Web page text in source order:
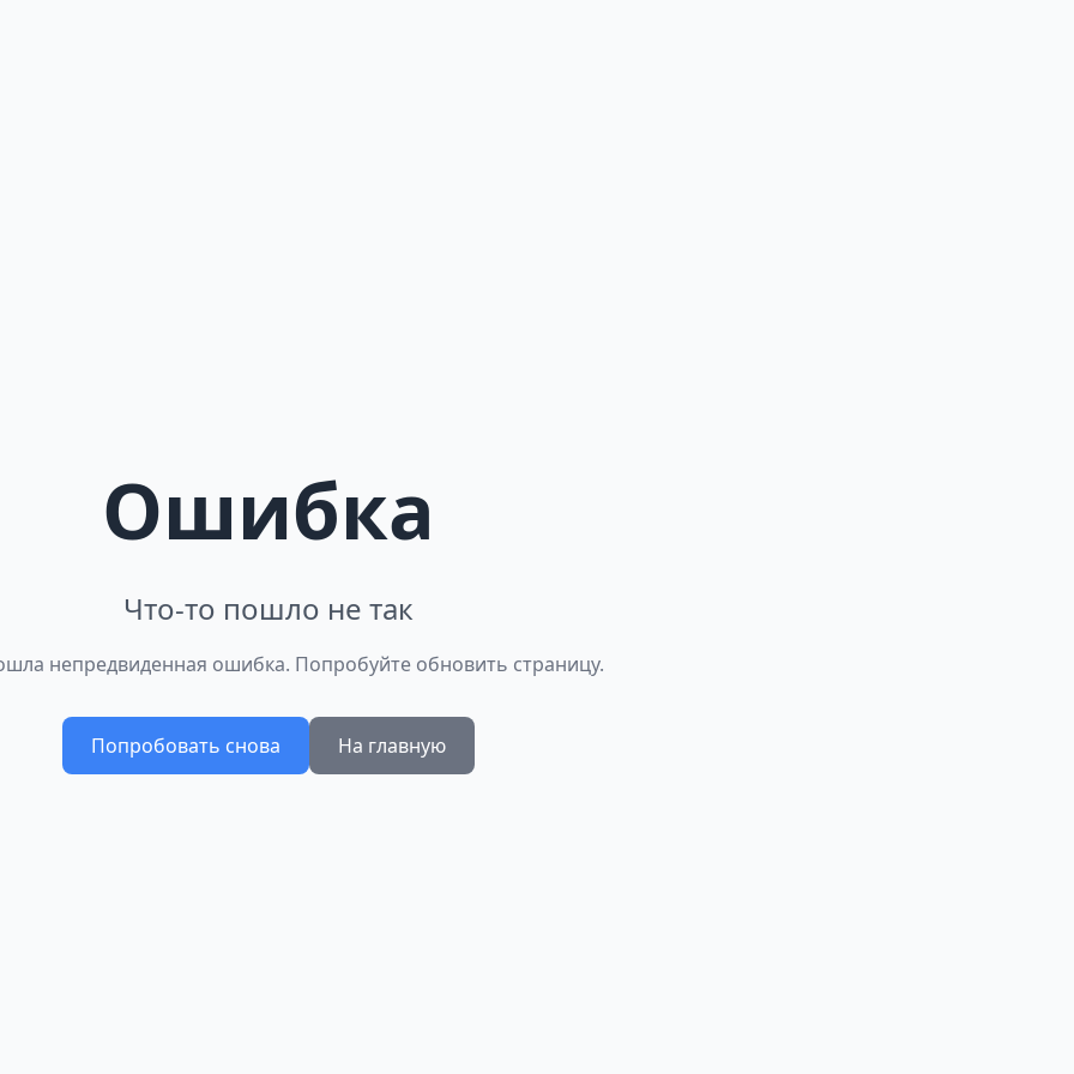
Ошибка
Что-то пошло не так
непредвиденная ошибка. Попробуйте обновить страницу.
Попробовать снова На главную